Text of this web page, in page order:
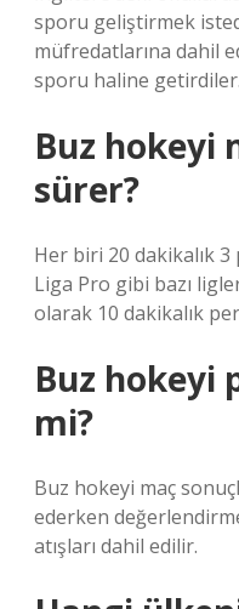
sporu geliştirmek
müfredatlarına dahil
sporu haline getirdiler.
Buz hokeyi
sürer?
Her biri 20 dakikalık
Liga Pro gibi bazı
olarak 10 dakikalık
Buz hokeyi
mi?
Buz hokeyi maç
ederken
atışları dahil edilir.